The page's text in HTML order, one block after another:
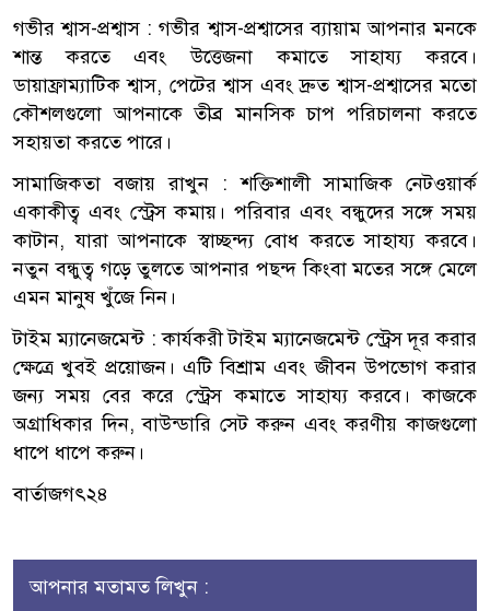
গভীর শ্বাস-প্রশ্বাস : গভীর শ্বাস-প্রশ্বাসের ব্যায়াম আপনার মনকে
শান্ত করতে এবং উত্তেজনা কমাতে সাহায্য করবে।
ডায়াফ্রাম্যাটিক শ্বাস, পেটের শ্বাস এবং দ্রুত শ্বাস-প্রশ্বাসের মতো
কৌশলগুলো আপনাকে তীব্র মানসিক চাপ পরিচালনা করতে
সহায়তা করতে পারে।
সামাজিকতা বজায় রাখুন : শক্তিশালী সামাজিক নেটওয়ার্ক
একাকীত্ব এবং স্ট্রেস কমায়। পরিবার এবং বন্ধুদের সঙ্গে সময়
কাটান, যারা আপনাকে স্বাচ্ছন্দ্য বোধ করতে সাহায্য করবে।
নতুন বন্ধুত্ব গড়ে তুলতে আপনার পছন্দ কিংবা মতের সঙ্গে মেলে
এমন মানুষ খুঁজে নিন।
টাইম ম্যানেজমেন্ট : কার্যকরী টাইম ম্যানেজমেন্ট স্ট্রেস দূর করার
ক্ষেত্রে খুবই প্রয়োজন। এটি বিশ্রাম এবং জীবন উপভোগ করার
জন্য সময় বের করে স্ট্রেস কমাতে সাহায্য করবে। কাজকে
অগ্রাধিকার দিন, বাউন্ডারি সেট করুন এবং করণীয় কাজগুলো
ধাপে ধাপে করুন।
বার্তাজগৎ২৪
আপনার মতামত লিখুন :